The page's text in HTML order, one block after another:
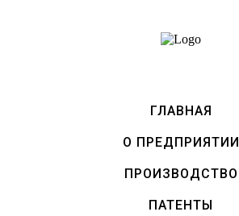
ГЛАВНАЯ
О ПРЕДПРИЯТИИ
ПРОИЗВОДСТВО
ПАТЕНТЫ